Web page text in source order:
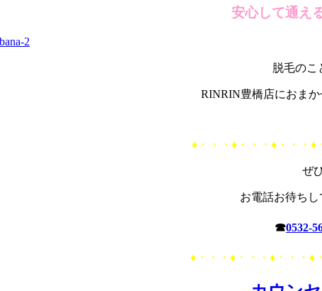
安心して通え
脱毛のこ
RINRIN豊橋店におまか
♦・・・♦・・・♦・・・♦
ぜ
お電話お待ち
☎0532-
♦・・・♦・・・♦・・・♦